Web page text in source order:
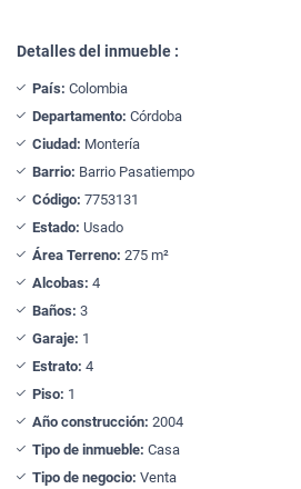
Detalles del inmueble :
País: Colombia
Departamento: Córdoba
Ciudad: Montería
Barrio: Barrio Pasatiempo
Código: 7753131
Estado: Usado
Área Terreno: 275 m²
Alcobas: 4
Baños: 3
Garaje: 1
Estrato: 4
Piso: 1
Año construcción: 2004
Tipo de inmueble: Casa
Tipo de negocio: Venta